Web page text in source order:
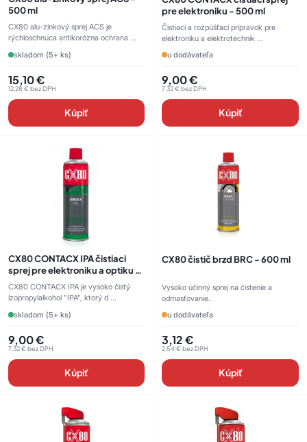
500 ml
CX80 alu-zinkový sprej ACS je
rýchloschnúca antikorózna ochrana ...
skladom (5+ ks)
15,10€
12,28 €bez DPH
Kúpiť
pre elektroniku - 500 ml
Čistiaci a rozpúšťací prípravok pre
elektroniku a elektrotechnik ...
u dodávateľa
9,00€
7,32€bez DPH
Kúpiť
CX80 CONTACX IPA čistiaci
sprej pre elektroniku a optiku -
500 ml
CX80 CONTACX IPA je vysoko čistý
izopropylalkohol "IPA", ktorý d ...
skladom (5+ ks)
9,00€
7,32€bez DPH
Kúpiť
CX80 čistič brzd BRC - 600 ml
Vysoko účinný sprej na čistenie a
odmasťovanie.
u dodávateľa
3,12€
2,54 €bez DPH
Kúpiť